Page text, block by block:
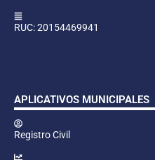
RUC: 20154469941
APLICATIVOS MUNICIPALES
Registro Civil